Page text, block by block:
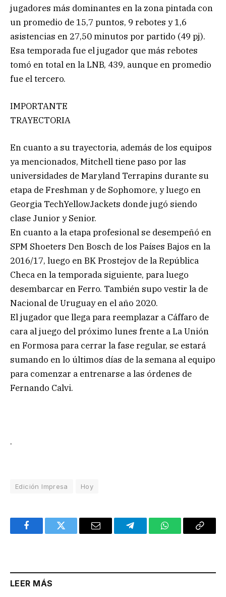
jugadores más dominantes en la zona pintada con
un promedio de 15,7 puntos, 9 rebotes y 1,6
asistencias en 27,50 minutos por partido (49 pj).
Esa temporada fue el jugador que más rebotes
tomó en total en la LNB, 439, aunque en promedio
fue el tercero.
IMPORTANTE
TRAYECTORIA
En cuanto a su trayectoria, además de los equipos
ya mencionados, Mitchell tiene paso por las
universidades de Maryland Terrapins durante su
etapa de Freshman y de Sophomore, y luego en
Georgia TechYellowJackets donde jugó siendo
clase Junior y Senior.
En cuanto a la etapa profesional se desempeñó en
SPM Shoeters Den Bosch de los Países Bajos en la
2016/17, luego en BK Prostejov de la República
Checa en la temporada siguiente, para luego
desembarcar en Ferro. También supo vestir la de
Nacional de Uruguay en el año 2020.
El jugador que llega para reemplazar a Cáffaro de
cara al juego del próximo lunes frente a La Unión
en Formosa para cerrar la fase regular, se estará
sumando en lo últimos días de la semana al equipo
para comenzar a entrenarse a las órdenes de
Fernando Calvi.
.
Edición Impresa Hoy
FacebookTwitter Email TelegramWhatsAppCopy
LEER MÁS